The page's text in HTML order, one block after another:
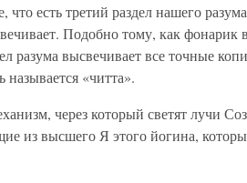
есть третий раздел нашего
Подобно тому, как фонарик
разума высвечивает все точные
называется «читта».
через который светят лучи
из высшего Я этого йогина,